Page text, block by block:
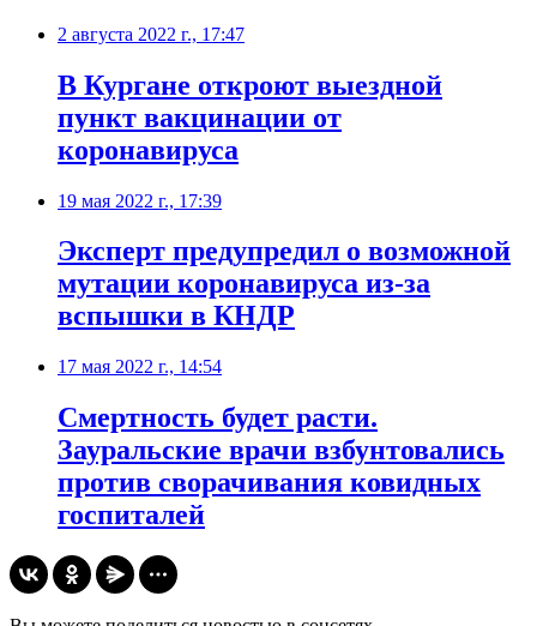
2 августа 2022 г., 17:47
В Кургане откроют выездной
пункт вакцинации от
коронавируса
19 мая 2022 г., 17:39
​Эксперт предупредил о возможной
мутации коронавируса из-за
вспышки в КНДР
17 мая 2022 г., 14:54
Смертность будет расти.
Зауральские врачи взбунтовались
против сворачивания ковидных
госпиталей